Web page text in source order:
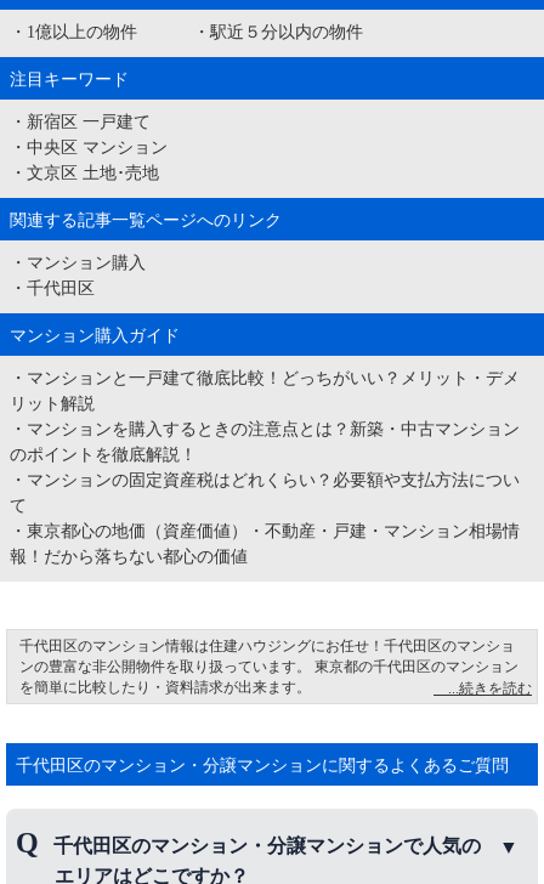
・ 1億以上の物件 ・ 駅近５分以内の物件
注目キーワード
・ 新宿区 一戸建て
・ 中央区 マンション
・ 文京区 土地･売地
関連する記事一覧ページへのリンク
・ マンション購入
・ 千代田区
マンション購入ガイド
・ マンションと一戸建て徹底比較！どっちがいい？メリット・デメ
リット解説
・ マンションを購入するときの注意点とは？新築・中古マンション
のポイントを徹底解説！
・ マンションの固定資産税はどれくらい？必要額や支払方法につい
て
・ 東京都心の地価（資産価値）・不動産・戸建・マンション相場情
報！だから落ちない都心の価値
千代田区のマンション情報は住建ハウジングにお任せ！千代田区のマンショ
ンの豊富な非公開物件を取り扱っています。 東京都の千代田区のマンション
を簡単に比較したり・資料請求が出来ます。
千代田区お茶の水地名のゆかり JR「御茶ノ水駅」の辺りに、かつて曹洞宗を
「湧水」を献上したことから「お茶の水高林時」と呼ばれ、それが地域の名
称になった。
千代田区のマンション・分譲マンションに関するよくあるご質問
千代田区のマンション・分譲マンションで人気の
エリアはどこですか？